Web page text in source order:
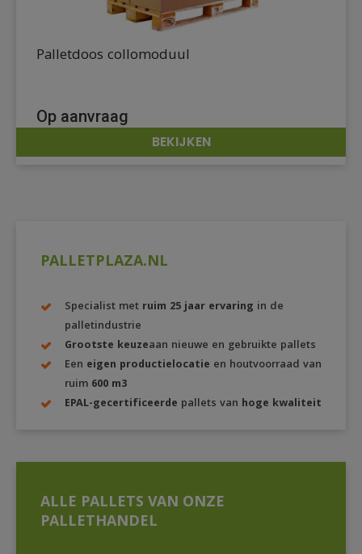
PALLETPLAZA.NL
Specialist met ruim 25 jaar ervaring in de
palletindustrie
Grootste keuzeaan nieuwe en gebruikte pallets
Een eigen productielocatie en houtvoorraad van
ruim 600 m3
EPAL-gecertificeerde pallets van hoge kwaliteit
ALLE PALLETS VAN ONZE
PALLETHANDEL
DETAILS
Palletdoos collomoduul
Op aanvraag
BEKIJKEN